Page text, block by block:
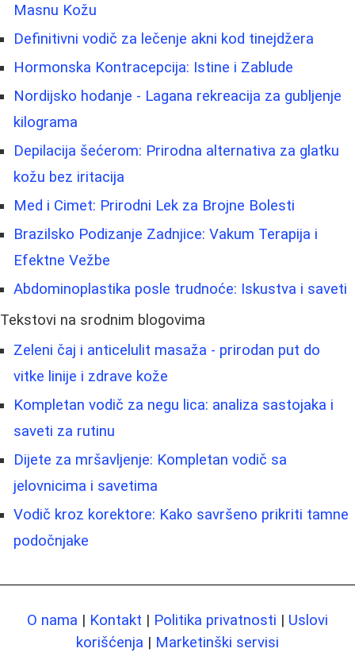
Masnu Kožu
Definitivni vodič za lečenje akni kod tinejdžera
Hormonska Kontracepcija: Istine i Zablude
Nordijsko hodanje - Lagana rekreacija za gubljenje
kilograma
Depilacija šećerom: Prirodna alternativa za glatku
kožu bez iritacija
Med i Cimet: Prirodni Lek za Brojne Bolesti
Brazilsko Podizanje Zadnjice: Vakum Terapija i
Efektne Vežbe
Abdominoplastika posle trudnoće: Iskustva i saveti
Tekstovi na srodnim blogovima
Zeleni čaj i anticelulit masaža - prirodan put do
vitke linije i zdrave kože
Kompletan vodič za negu lica: analiza sastojaka i
saveti za rutinu
Dijete za mršavljenje: Kompletan vodič sa
jelovnicima i savetima
Vodič kroz korektore: Kako savršeno prikriti tamne
podočnjake
O nama | Kontakt | Politika privatnosti | Uslovi
korišćenja | Marketinški servisi